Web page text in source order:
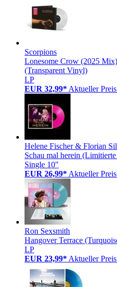
Scorpions
Lonesome Crow (2025
(Transparent Vinyl)
LP
EUR 32,99* Aktueller
Helene Fischer & Florian
Schau mal herein
Single 10"
EUR 26,99* Aktueller
Ron Sexsmith
Hangover Terrace
LP
EUR 23,99* Aktueller